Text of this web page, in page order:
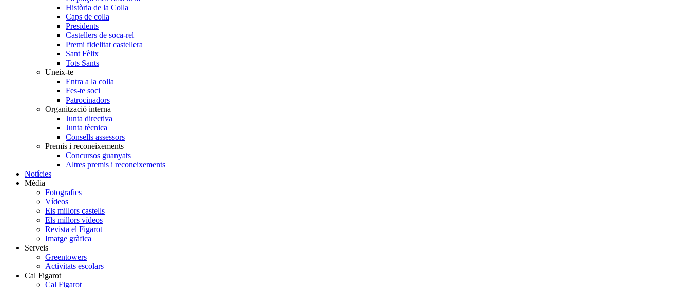
Història de la Colla
Caps de colla
Presidents
Castellers de soca-rel
Premi fidelitat castellera
Sant Fèlix
Tots Sants
Uneix-te
Entra a la colla
Fes-te soci
Patrocinadors
Organització interna
Junta directiva
Junta tècnica
Consells assessors
Premis i reconeixements
Concursos guanyats
Altres premis i reconeixements
Notícies
Mèdia
Fotografies
Vídeos
Els millors castells
Els millors vídeos
Revista el Figarot
Imatge gràfica
Serveis
Greentowers
Activitats escolars
Cal Figarot
Cal Figarot